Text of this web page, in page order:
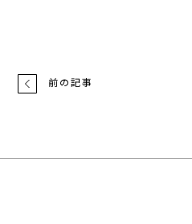
前の記事